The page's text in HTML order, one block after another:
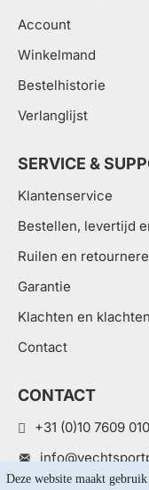
Deze website maakt
Account
Winkelmand
Bestelhistorie
Verlanglijst
SERVICE &
Klantenservice
Bestellen, levertijd
Ruilen en
Garantie
Klachten en
Contact
CONTACT
+31 (0)10 7609 010